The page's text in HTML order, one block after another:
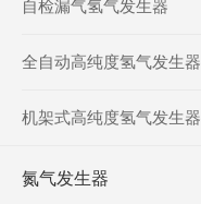
自检漏气氢气发生器
全自动高纯度氢气发生器
机架式高纯度氢气发生器
氮气发生器